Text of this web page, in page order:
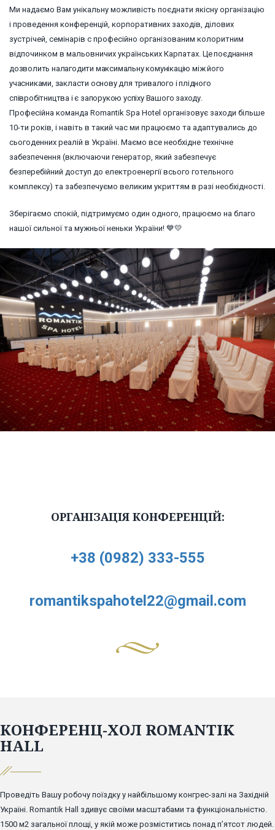
Ми надаємо Вам унікальну можливість поєднати якісну організацію
і проведення конференцій, корпоративних заходів, ділових
зустрічей, семінарів c професійно організованим колоритним
відпочинком в мальовничих українських Карпатах. Це поєднання
дозволить налагодити максимальну комунікацію між його
учасниками, закласти основу для тривалого і плідного
співробітництва і є запорукою успіху Вашого заходу.
Професійна команда Romantik Spa Hotel організовує заходи більше
10-ти років, і навіть в такий час ми працюємо та адаптувались до
сьогоденних реалій в Україні. Маємо все необхідне технічне
забезпечення (включаючи генератор, який забезпечує
безперебійний доступ до електроенергії всього готельного
комплексу) та забезпечуємо великим укриттям в разі необхідності.
Зберігаємо спокій, підтримуємо один одного, працюємо на благо
нашої сильної та мужньої неньки України! 💙💛
ОРГАНІЗАЦІЯ КОНФЕРЕНЦІЙ:
+38 (0982) 333-555
romantikspahotel22@gmail.com
КОНФЕРЕНЦ-ХОЛ ROMANTIK
HALL
Проведіть Вашу робочу поїздку у найбільшому конгрес-залі на Західній
Україні. Romantik Hall здивує своїми масштабами та функціональністю.
1500 м2 загальної площі, у якій може розміститись понад пʼятсот людей.